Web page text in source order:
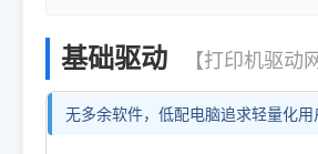
基础驱动 【打印机驱动
无多余软件，低配电脑追求轻量化用